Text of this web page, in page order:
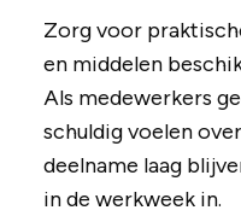
Zorg voor
en middelen
Als medewerkers
schuldig voelen
deelname laag
in de werkweek in.